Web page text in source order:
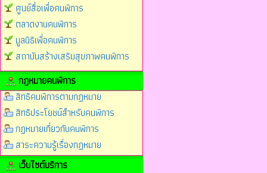
ศูนย์สื่อเพื่อคนพิการ
ตลาดงานคนพิการ
มูลนิธิเพื่อคนพิการ
สถาบันสร้างเสริมสุขภาพคนพิการ
กฎหมายคนพิการ
สิทธิคนพิการตามกฏหมาย
สิทธิประโยชน์สำหรับคนพิการ
กฏหมายเกี่ยวกับคนพิการ
สาระความรู้เรื่องกฏหมาย
เว็บไซต์บริการ